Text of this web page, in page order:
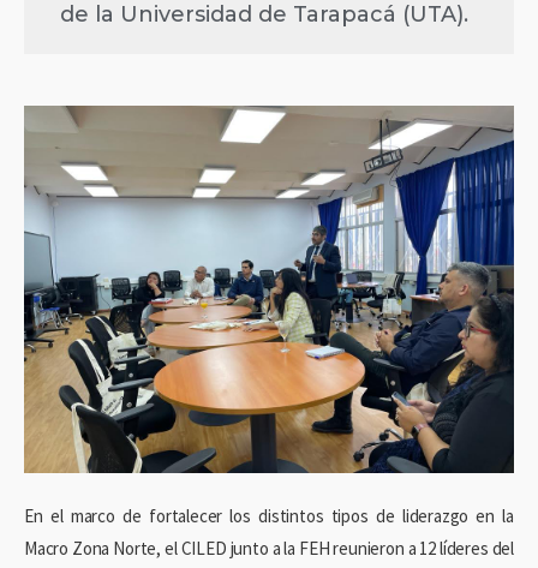
de la Universidad de Tarapacá (UTA).
En el marco de fortalecer los distintos tipos de liderazgo en la
Macro Zona Norte, el CILED junto a la FEH reunieron a 12 líderes del